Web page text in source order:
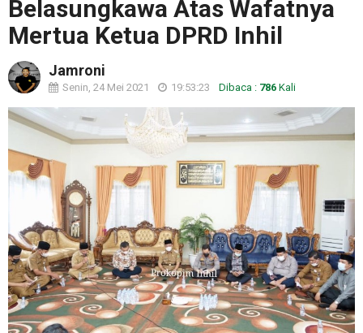
Belasungkawa Atas Wafatnya
Mertua Ketua DPRD Inhil
Jamroni
Senin, 24 Mei 2021 19:53:23 Dibaca : 786 Kali